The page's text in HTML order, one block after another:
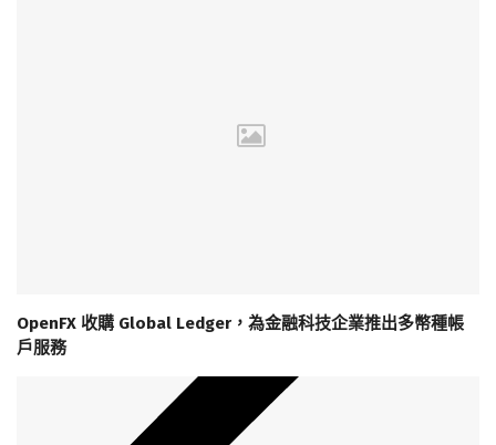
OpenFX 收購 Global Ledger，為金融科技企業推出多幣種帳
戶服務